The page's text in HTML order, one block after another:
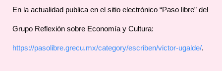
En la actualidad publica en el sitio electrónico “Paso libre” del
Grupo Reflexión sobre Economía y Cultura:
https://pasolibre.grecu.mx/category/escriben/victor-ugalde/.